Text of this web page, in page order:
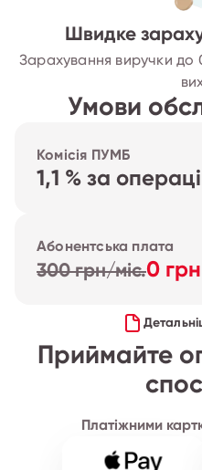
Швидке
Зарахування виручки до
Умови
Комісія ПУМБ
1,1 % за
Абонентська плата
300 грн/міс.0 грн
Приймайте
Платіжними